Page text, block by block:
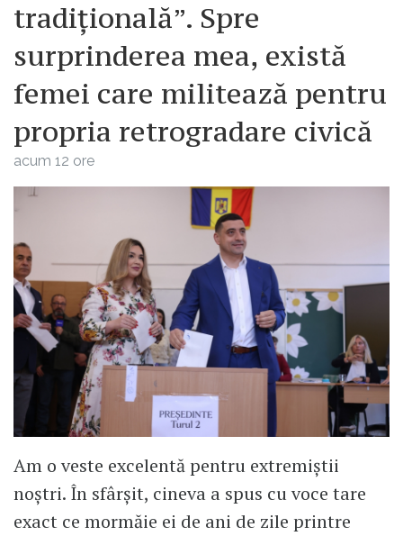
tradițională”. Spre
surprinderea mea, există
femei care militează pentru
propria retrogradare civică
acum 12 ore
Am o veste excelentă pentru extremiștii
noștri. În sfârșit, cineva a spus cu voce tare
exact ce mormăie ei de ani de zile printre